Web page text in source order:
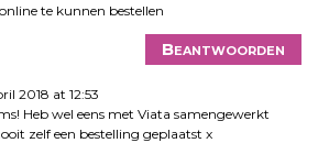
te kunnen bestellen
Beantwoorden
2018 at 12:53
Heb wel eens met Viata samengewerkt
zelf een bestelling geplaatst x